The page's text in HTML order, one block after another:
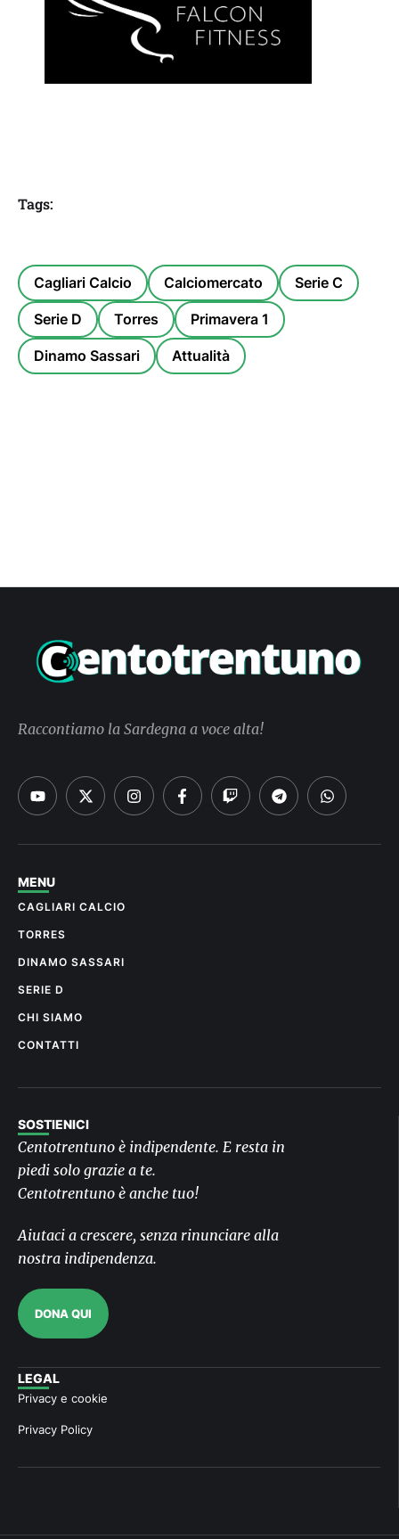
Tags:
Cagliari Calcio Calciomercato Serie C
Serie D Torres Primavera 1
Dinamo Sassari Attualità
Raccontiamo la Sardegna a voce alta!
MENU
CAGLIARI CALCIO
TORRES
DINAMO SASSARI
SERIE D
CHI SIAMO
CONTATTI
SOSTIENICI
Centotrentuno è indipendente. E resta in
piedi solo grazie a te.
Centotrentuno è anche tuo!
Aiutaci a crescere, senza rinunciare alla
nostra indipendenza.
DONA QUI
LEGAL
Privacy e cookie
Privacy Policy